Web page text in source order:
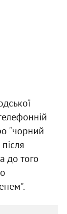
"чорний
до того